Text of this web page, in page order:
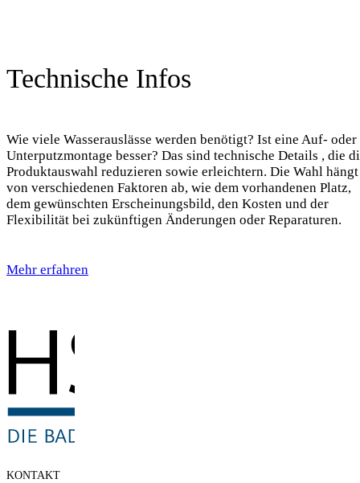
Technische Infos
Wie viele Wasserauslässe werden benötigt? Ist eine Auf- oder
Unterputzmontage besser? Das sind technische Details , die
Produktauswahl reduzieren sowie erleichtern. Die Wahl hängt
von verschiedenen Faktoren ab, wie dem vorhandenen Platz,
dem gewünschten Erscheinungsbild, den Kosten und der
Flexibilität bei zukünftigen Änderungen oder Reparaturen.
Mehr erfahren
KONTAKT